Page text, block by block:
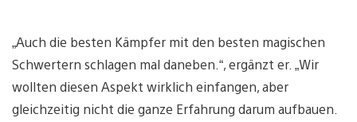
„Auch die besten Kämpfer mit den besten magischen
Schwertern schlagen mal daneben.“, ergänzt er. „Wir
wollten diesen Aspekt wirklich einfangen, aber
gleichzeitig nicht die ganze Erfahrung darum aufbauen.